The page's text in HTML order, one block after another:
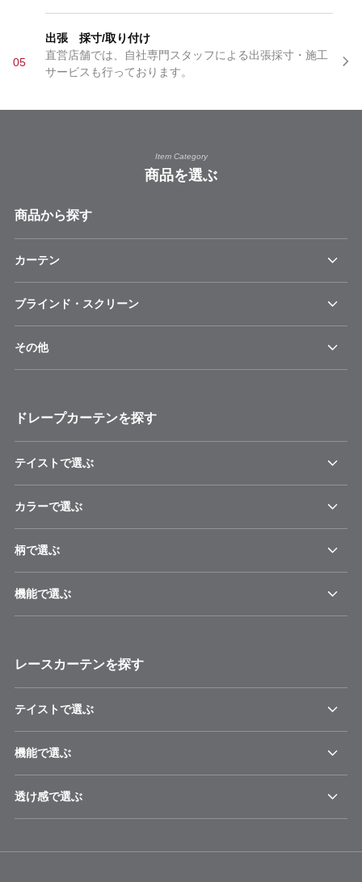
05
出張 採寸/取り付け
直営店舗では、自社専門スタッフによる出張採寸・施工
サービスも行っております。
Item Category
商品を選ぶ
商品から探す
カーテン
ブラインド・スクリーン
その他
ドレープカーテンを探す
テイストで選ぶ
カラーで選ぶ
柄で選ぶ
機能で選ぶ
レースカーテンを探す
テイストで選ぶ
機能で選ぶ
透け感で選ぶ